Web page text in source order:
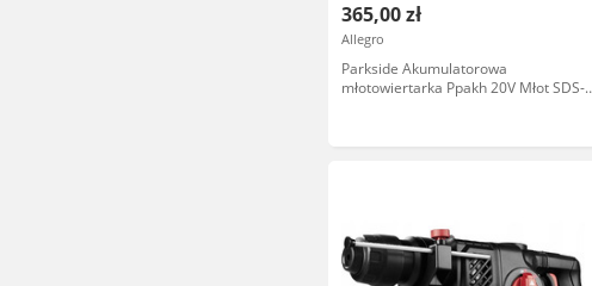
365,00 zł
Allegro
Parkside Akumulatorowa
młotowiertarka Ppakh 20V Młot SDS-